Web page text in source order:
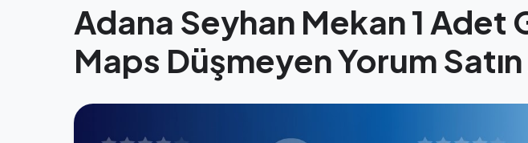
Adana Seyhan Mekan 1 Adet
Maps Düşmeyen Yorum Satın